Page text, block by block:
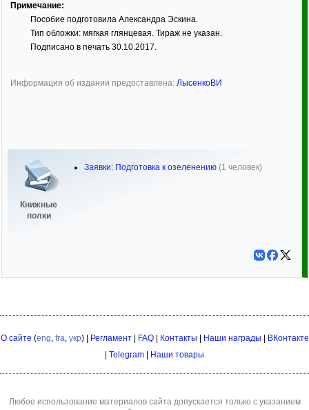
Примечание:
Пособие подготовила Александра Эскина.
Тип обложки: мягкая глянцевая. Тираж не указан.
Подписано в печать 30.10.2017.
Информация об издании предоставлена: ЛысенкоВИ
Книжные
полки
Заявки: Подготовка к озеленению (1 человек)
О сайте (eng, fra, укр) | Регламент| FAQ| Контакты Наши награды
ВКонтакте
Telegram Наши товары
Любое использование материалов сайта допускается только с указанием